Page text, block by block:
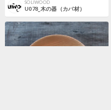
SOLIWOOD
U078_木の器（カバ材）